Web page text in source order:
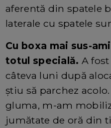
aferentă din spatele
laterale cu spatele
Cu boxa mai sus-
totul specială. A
câteva luni după
știu să parchez
gluma, m-am
jumătate de oră din